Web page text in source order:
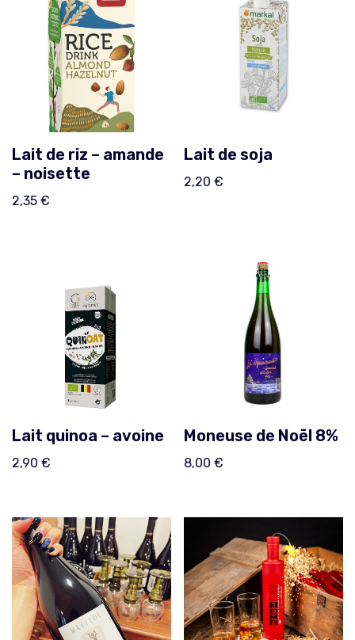
Lait de riz – amande
– noisette
2,35 €
Lait de soja
2,20€
Lait quinoa – avoine
2,90 €
Moneuse de Noël 8%
8,00€